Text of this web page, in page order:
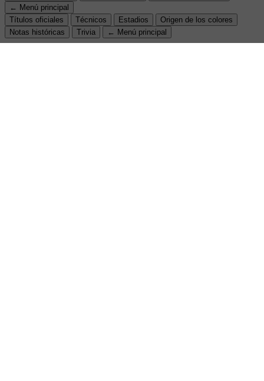
← Menú principal
Títulos oficiales
Técnicos Estadios
Origen de los colores
Notas históricas
Trivia ← Menú principal